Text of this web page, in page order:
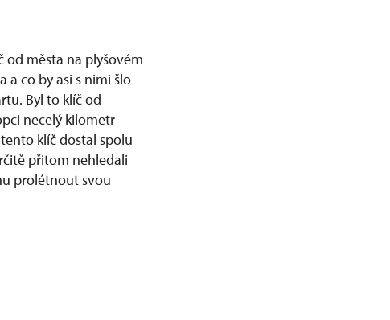
od města na plyšovém
a co by asi s nimi šlo
Byl to klíč od
necelý kilometr
klíč dostal spolu
přitom nehledali
prolétnout svou